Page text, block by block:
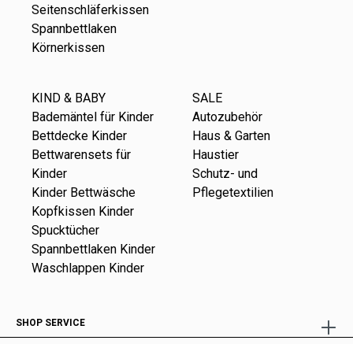
Seitenschläferkissen
Spannbettlaken
Körnerkissen
KIND & BABY
Bademäntel für Kinder
Bettdecke Kinder
Bettwarensets für
Kinder
Kinder Bettwäsche
Kopfkissen Kinder
Spucktücher
Spannbettlaken Kinder
Waschlappen Kinder
SALE
Autozubehör
Haus & Garten
Haustier
Schutz- und
Pflegetextilien
SHOP SERVICE